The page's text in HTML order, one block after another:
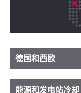
德国和西欧
Hendrik
能源和发电站冷却